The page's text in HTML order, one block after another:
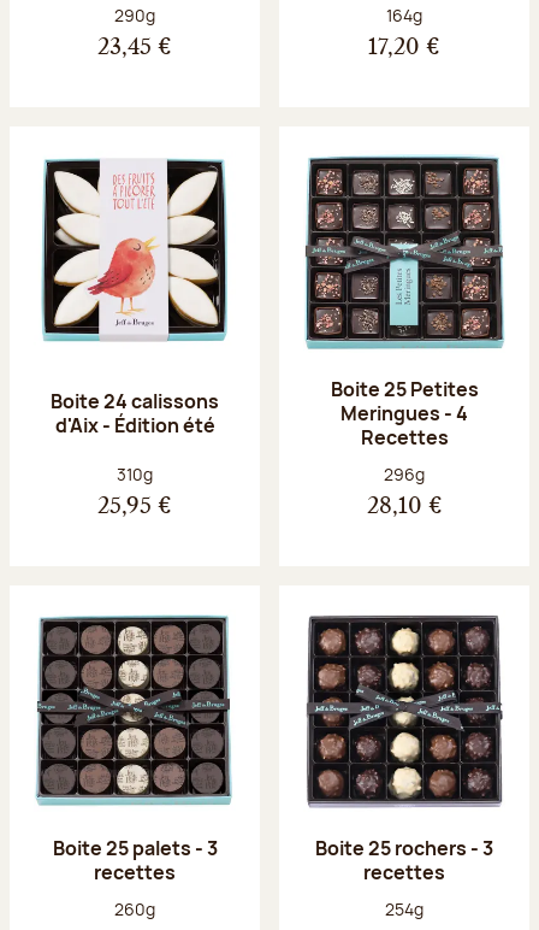
Poids net :
290g
23,45 €
Poids net :
164g
17,20 €
Boite 24 calissons
d'Aix - Édition été
Poids net :
310g
25,95 €
Boite 25 Petites
Meringues - 4
Recettes
Poids net :
296g
28,10 €
Boite 25 palets - 3
recettes
Poids net :
260g
Boite 25 rochers - 3
recettes
Poids net :
254g